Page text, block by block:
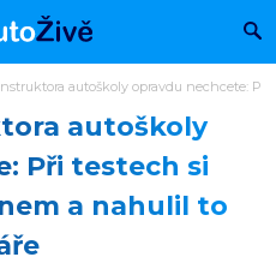
autoškoly opravdu nechcete:
autoškoly
Při testech si
a nahulil to